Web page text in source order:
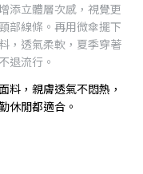
添立體層次感，視覺更
部線條。再用微傘擺下
，透氣柔軟，夏季穿著
退流行。
料，親膚透氣不悶熱，
休閒都適合。